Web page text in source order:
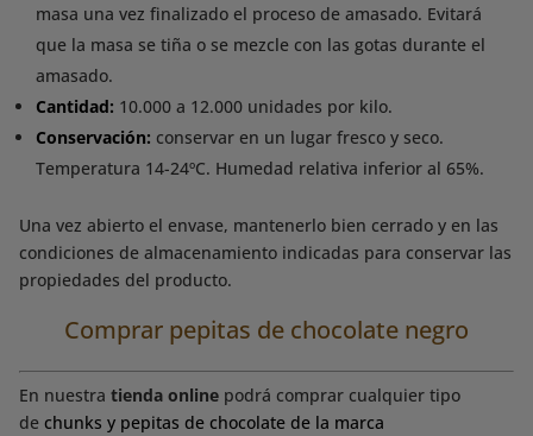
masa una vez finalizado el proceso de amasado. Evitará
que la masa se tiña o se mezcle con las gotas durante el
amasado.
Cantidad: 10.000 a 12.000 unidades por kilo.
Conservación: conservar en un lugar fresco y seco.
Temperatura 14-24ºC. Humedad relativa inferior al 65%.
Una vez abierto el envase, mantenerlo bien cerrado y en las
condiciones de almacenamiento indicadas para conservar las
propiedades del producto.
Comprar pepitas de chocolate negro
En nuestratienda online podrá comprar cualquier tipo
dechunks y pepitas de chocolate de la marca